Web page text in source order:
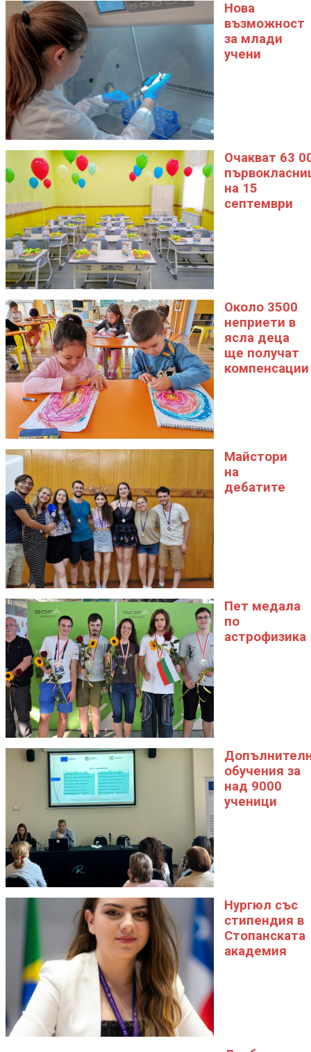
Нова
възможност
за млади
учени
Очакват 63
на 15
септември
Около 3500
неприети в
ясла деца
ще получат
компенсации
Майстори
на
дебатите
Пет медала
по
астрофизика
обучения за
над 9000
ученици
Нургюл със
стипендия в
Стопанската
академия